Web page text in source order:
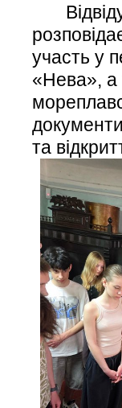
участь у
«Нева», а
та